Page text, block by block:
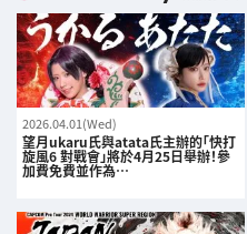
2026.04.01(Wed)
望月ukaru氏與atata氏主辦的「快打
旋風6 對戰會」將於4月25日舉辦！參
加費免費並作為…